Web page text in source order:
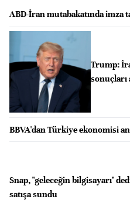
ABD-İran mutabakatında imza
Trump:
sonuçları
BBVA'dan Türkiye ekonomisi
Snap, "geleceğin bilgisayarı"
satışa sundu